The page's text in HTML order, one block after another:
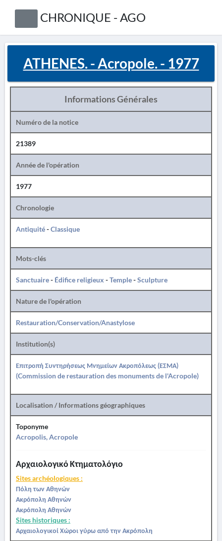
CHRONIQUE - AGO
ATHENES. - Acropole. - 1977
Informations Générales
Numéro de la notice
21389
Année de l'opération
1977
Chronologie
Antiquité-Classique
Mots-clés
Sanctuaire- Édifice religieux -Temple-Sculpture
Nature de l'opération
Restauration/Conservation/Anastylose
Institution(s)
Επιτροπή Συντηρήσεως Μνημείων Ακροπόλεως (ΕΣΜΑ)
(Commission de restauration des monuments de l'Acropole)
Localisation / Informations géographiques
Toponyme
Acropolis, Acropole
Αρχαιολογικό Κτηματολόγιο
Sites archéologiques :
Πόλη των Αθηνών
Ακρόπολη Αθηνών
Ακρόπολη Αθηνών
Sites historiques :
Αρχαιολογικοί Χώροι γύρω από την Ακρόπολη